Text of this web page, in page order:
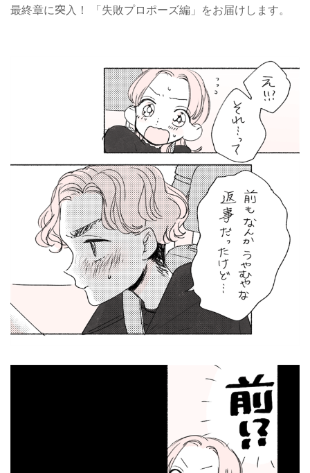
最終章に突入！ 「失敗プロポーズ編」をお届けします。